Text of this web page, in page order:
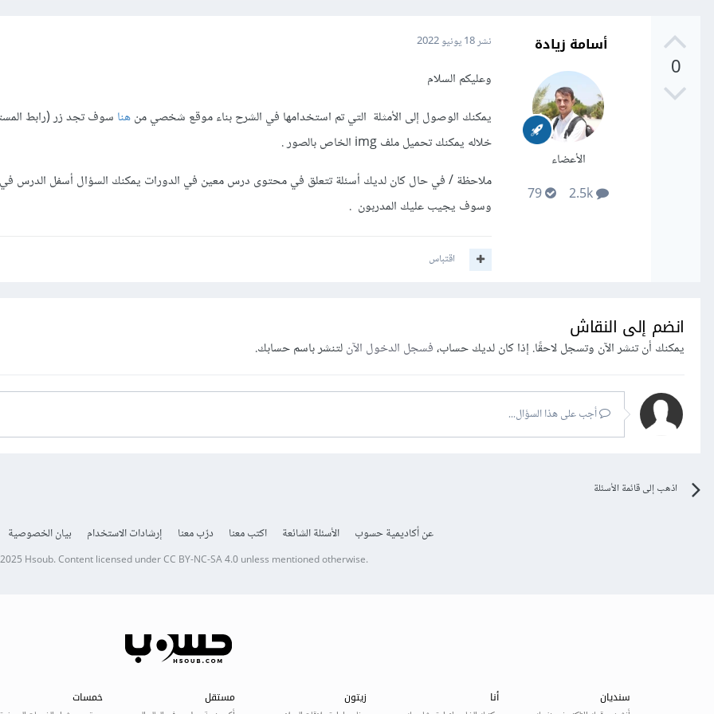
0
أسامة زيادة
الأعضاء
نشر18 يونيو 2022
وعليكم السلام
يمكنك الوصول إلى الأمثلة التي تم استخدامها في الشرح بناء موقع شخصي منهنا سوف تجد زر (رابط
خلاله يمكنك تحميل ملف img الخاص بالصور .
ملاحظة / في حال كان لديك أسئلة تتعلق في محتوى درس معين في الدورات يمكنك السؤال أسفل الدرس في
وسوف يجيب عليك المدربون .
اقتباس
انضم إلى النقاش
يمكنك أن تنشر الآن وتسجل لاحقًا. إذا كان لديك حساب،فسجل الدخول الآنلتنشر باسم حسابك.
أجب على هذا السؤال...
اذهب إلى قائمة الأسئلة
عن أكاديمية حسوب الأسئلة الشائعة اكتب معنا درّب معنا إرشادات الاستخدام بيان الخصوصية
Hsoub.Content licensed underCC BY-NC-SA 4.0unless mentioned otherwise.